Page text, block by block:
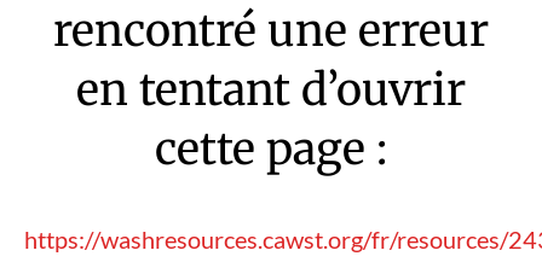
rencontré une erreur
en tentant d’ouvrir
cette page :
https://washresources.cawst.org/fr/resources/